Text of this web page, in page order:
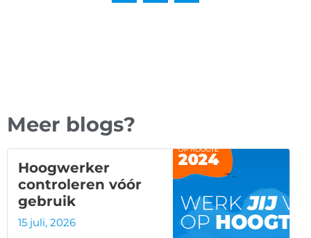
Meer blogs?
Hoogwerker
controleren vóór
gebruik
15 juli, 2026